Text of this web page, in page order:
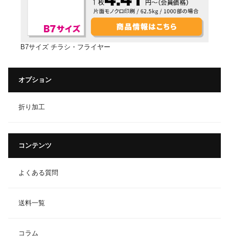
B7サイズ チラシ・フライヤー
オプション
折り加工
コンテンツ
よくある質問
送料一覧
コラム